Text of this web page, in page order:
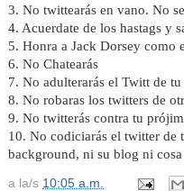
3. No twittearás en vano. No
4. Acuerdate de los hastags y
5. Honra a Jack Dorsey como
6. No Chatearás
7. No adulterarás el Twitt de
8. No robaras los twitters de
9. No twitterás contra tu
10. No codiciarás el twitter de
background, ni su blog ni
a la/s 10:05 a.m.